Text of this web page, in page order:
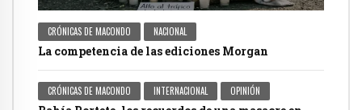
CRÓNICAS DE MACONDO NACIONAL
La competencia de las ediciones Morgan
CRÓNICAS DE MACONDO INTERNACIONAL OPINIÓN